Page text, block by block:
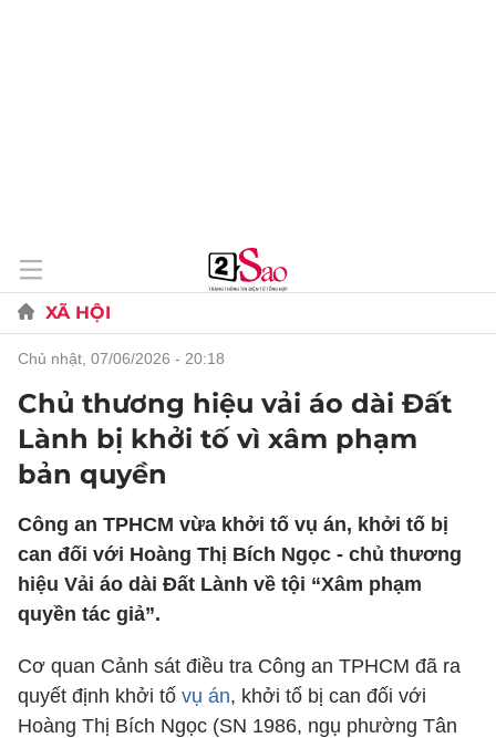
XÃ HỘI
chủ nhật, 07/06/2026 - 20:18
Chủ thương hiệu vải áo dài Đất
Lành bị khởi tố vì xâm phạm
bản quyền
Công an TPHCM vừa khởi tố vụ án, khởi tố bị
can đối với Hoàng Thị Bích Ngọc - chủ thương
hiệu Vải áo dài Đất Lành về tội “Xâm phạm
quyền tác giả”.
Cơ quan Cảnh sát điều tra Công an TPHCM đã ra
quyết định khởi tố vụ án, khởi tố bị can đối với
Hoàng Thị Bích Ngọc (SN 1986, ngụ phường Tân